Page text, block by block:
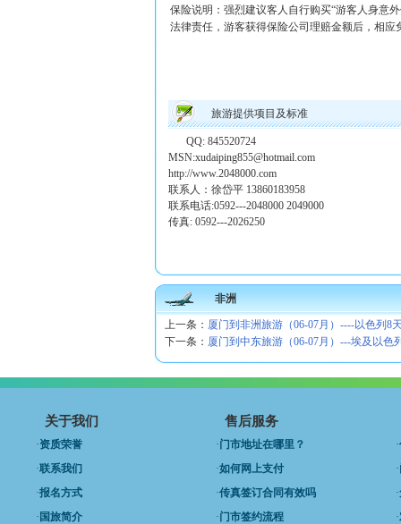
保险说明：强烈建议客人自行购买“游客人身意
法律责任，游客获得保险公司理赔金额后，相
旅游提供项目及标准
QQ: 845520724
MSN:xudaiping855@hotmail.com
http://www.2048000.com
联系人：徐岱平 13860183958
联系电话:0592---2048000 2049000
传真: 0592---2026250
非洲
上一条： 厦门到非洲旅游（06-07月）----以色列8
下一条： 厦门到中东旅游（06-07月）---埃及以色
关于我们
·资质荣誉
·联系我们
·报名方式
· 国旅简介
售后服务
·门市地址在哪里？
·如何网上支付
·传真签订合同有效吗
·门市签约流程
·
·
·
·